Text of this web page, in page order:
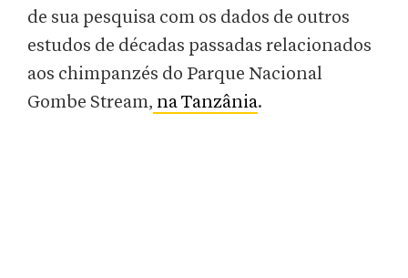
de sua pesquisa com os dados de outros
estudos de décadas passadas relacionados
aos chimpanzés do Parque Nacional
Gombe Stream, na Tanzânia.